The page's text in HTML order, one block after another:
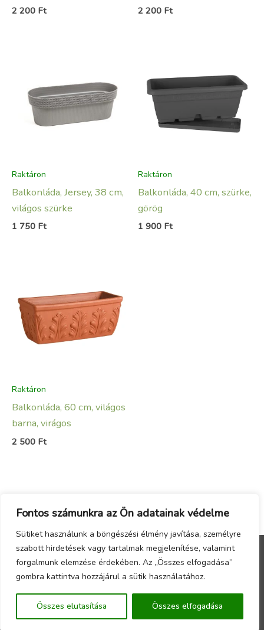
Fontos számunkra az Ön adatainak védelme
Sütiket használunk a böngészési élmény javítása, személyre
szabott hirdetések vagy tartalmak megjelenítése, valamint
forgalmunk elemzése érdekében. Az „Összes elfogadása”
gombra kattintva hozzájárul a sütik használatához.
Összes elutasítása Összes elfogadása
2 200 Ft 2 200 Ft
Raktáron
Balkonláda, Jersey, 38 cm,
világos szürke
1 750 Ft
Raktáron
Balkonláda, 40 cm, szürke,
görög
1 900 Ft
Raktáron
Balkonláda, 60 cm, világos
barna, virágos
2 500 Ft
Menu
Copyright © 2026 - Örökzöld Faiskola Webáruház -
Készítette a
CsabaInformatika.NET